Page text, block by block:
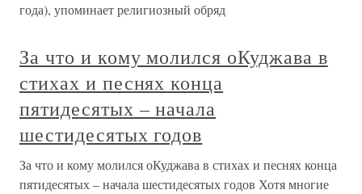
года), упоминает религиозный обряд
За что и кому молился оКуджава в
стихах и песнях конца
пятидесятых – начала
шестидесятых годов
За что и кому молился оКуджава в стихах и песнях конца
пятидесятых – начала шестидесятых годов Хотя многие